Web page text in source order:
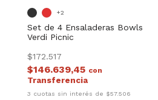
Set de 4 Ensaladeras Bowls
Verdi Picnic
$172.517
$146.639,45 con
3 cuotas sin interés de $57.506
+2